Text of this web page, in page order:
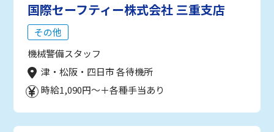
国際セーフティー株式会社 三重支店
その他
機械警備スタッフ
津・松阪・四日市 各待機所
時給1,090円～＋各種手当あり